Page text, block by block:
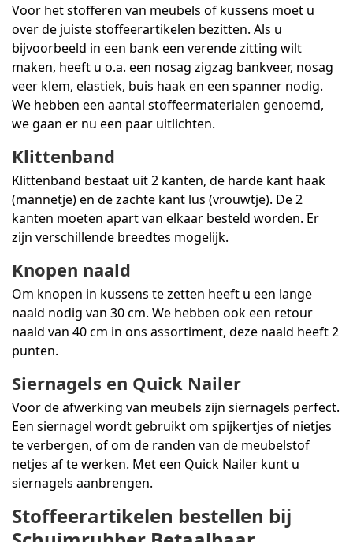
Voor het stofferen van meubels of kussens moet u
over de juiste stoffeerartikelen bezitten. Als u
bijvoorbeeld in een bank een verende zitting wilt
maken, heeft u o.a. een nosag zigzag bankveer, nosag
veer klem, elastiek, buis haak en een spanner nodig.
We hebben een aantal stoffeermaterialen genoemd,
we gaan er nu een paar uitlichten.
Klittenband
Klittenband bestaat uit 2 kanten, de harde kant haak
(mannetje) en de zachte kant lus (vrouwtje). De 2
kanten moeten apart van elkaar besteld worden. Er
zijn verschillende breedtes mogelijk.
Knopen naald
Om knopen in kussens te zetten heeft u een lange
naald nodig van 30 cm. We hebben ook een retour
naald van 40 cm in ons assortiment, deze naald heeft 2
punten.
Siernagels en Quick Nailer
Voor de afwerking van meubels zijn siernagels perfect.
Een siernagel wordt gebruikt om spijkertjes of nietjes
te verbergen, of om de randen van de meubelstof
netjes af te werken. Met een Quick Nailer kunt u
siernagels aanbrengen.
Stoffeerartikelen bestellen bij